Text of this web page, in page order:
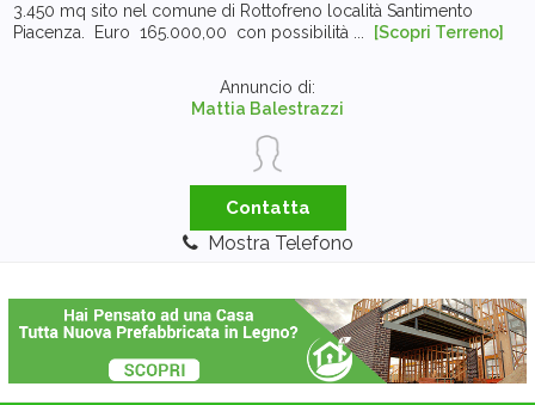
3.450 mq sito nel comune di Rottofreno località Santimento
Piacenza. Euro 165.000,00 con possibilità ...
[Scopri Terreno]
Annuncio di:
Mattia Balestrazzi
Contatta
Mostra Telefono